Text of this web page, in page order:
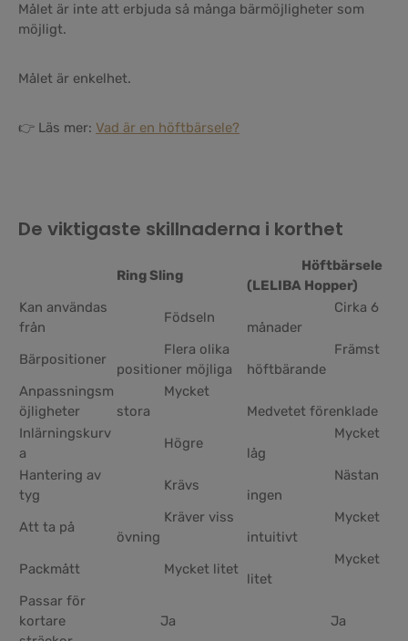
Målet är inte att erbjuda så många bärmöjligheter som
möjligt.
Målet är enkelhet.
👉 Läs mer: Vad är en höftbärsele?
De viktigaste skillnaderna i korthet
Ring Sling
Höftbärsele
(LELIBA Hopper)
Kan användas
från
Födseln
Cirka 6
månader
Bärpositioner
Flera olika
positioner möjliga
Främst
höftbärande
Anpassningsm
öjligheter
Mycket
stora
Medvetet förenklade
Inlärningskurv
a
Högre
Mycket
låg
Hantering av
tyg
Krävs
Nästan
ingen
Att ta på
Kräver viss
övning
Mycket
intuitivt
Packmått
Mycket litet
Mycket
litet
Passar för
kortare
Ja Ja